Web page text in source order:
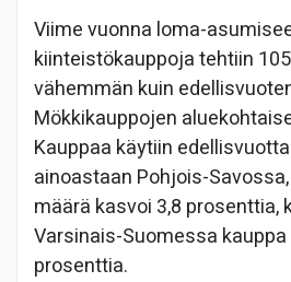
Viime vuonna loma-
kiinteistökauppoja tehtiin
vähemmän kuin
Mökkikauppojen
Kauppaa käytiin
ainoastaan Pohjois-
määrä kasvoi 3,8 prosenttia,
Varsinais-Suomessa kauppa
prosenttia.